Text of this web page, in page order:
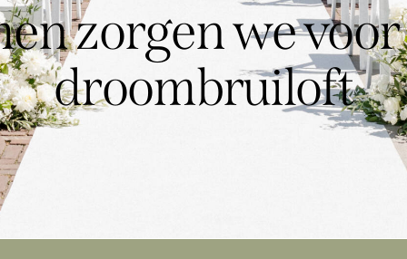
zorgen we
droombruiloft